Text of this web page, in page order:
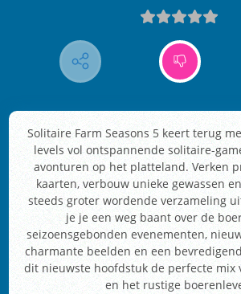
Solitaire Farm Seasons 5 keert terug
levels vol ontspannende solitaire-
avonturen op het platteland. Verken
kaarten, verbouw unieke gewassen
steeds groter wordende verzameling
je je een weg baant over de
seizoensgebonden evenementen,
charmante beelden en een
dit nieuwste hoofdstuk de perfecte mix
en het rustige